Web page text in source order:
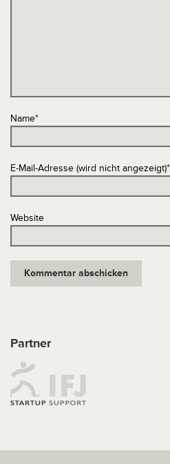
Name*
E-Mail-Adresse (wird nicht angezeigt)*
Website
Partner